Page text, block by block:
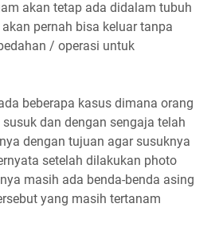
akan tetap ada didalam tubuh
pernah bisa keluar tanpa
/ operasi untuk
beberapa kasus dimana orang
dan dengan sengaja telah
dengan tujuan agar susuknya
setelah dilakukan photo
masih ada benda-benda asing
yang masih tertanam